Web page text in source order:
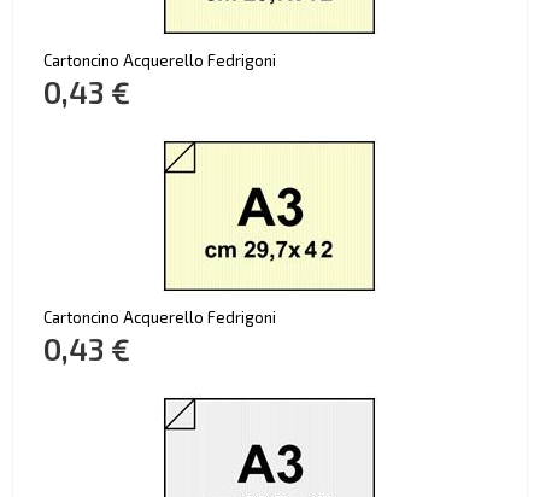
Cartoncino Acquerello Fedrigoni
0,43 €
Cartoncino Acquerello Fedrigoni
0,43 €